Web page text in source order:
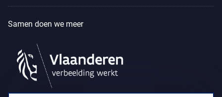
Samen doen we meer